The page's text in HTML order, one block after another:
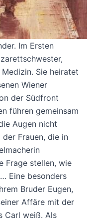
W. Taschler,
fesseln.“
Elisabeth ist das
Im Ersten
Sie heiratet
Wiener
der Südfront
führen gemeinsam
Augen nicht
Frauen, die in
Frage stellen, wie
Eine besonders
Bruder Eugen,
Affäre mit der
Carl weiß. Als